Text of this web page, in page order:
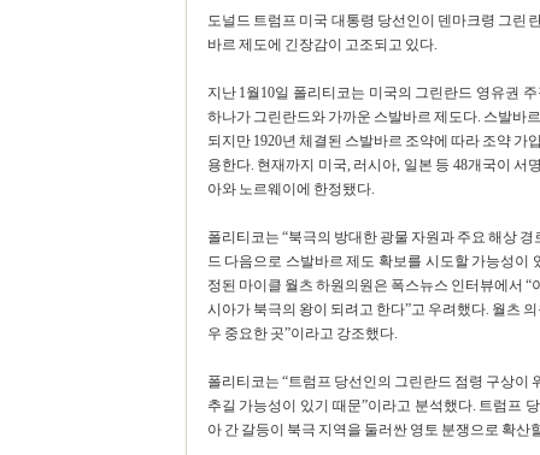
도널드 트럼프 미국 대통령 당선인이 덴마크령 그린
바르 제도에 긴장감이 고조되고 있다.
지난 1월10일 폴리티코는 미국의 그린란드 영유권
하나가 그린란드와 가까운 스발바르 제도다. 스발바
되지만 1920년 체결된 스발바르 조약에 따라 조약
용한다. 현재까지 미국, 러시아, 일본 등 48개국이
아와 노르웨이에 한정됐다.
폴리티코는 “북극의 방대한 광물 자원과 주요 해상
드 다음으로 스발바르 제도 확보를 시도할 가능성이
정된 마이클 월츠 하원의원은 폭스뉴스 인터뷰에서
시아가 북극의 왕이 되려고 한다”고 우려했다. 월츠
우 중요한 곳”이라고 강조했다.
폴리티코는 “트럼프 당선인의 그린란드 점령 구상
추길 가능성이 있기 때문”이라고 분석했다. 트럼프
아 간 갈등이 북극 지역을 둘러싼 영토 분쟁으로 확산